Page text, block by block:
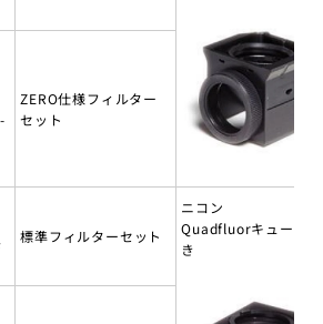
ZERO仕様フィルター
セット
標準フィルターセット
ニコン
Quadfluorキューブ付
き